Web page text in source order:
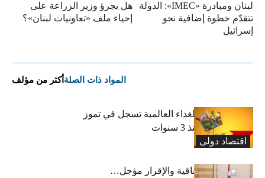
هل يجرؤ وزير الزراعة على
إحياء ملف «تعاونيات لبنان»؟
لبنان ومبادرة «IMEC»: الدولة
تتقدّم خطوة إضافية نحو
إسرائيل
المواد ذات الصلة أكثر من مؤلف
اقتصاد دولی
“الفاو”: أسعار الغذاء العالمية تسجل في تموز
أعلى مستوى منذ 3 سنوات
رسوم النفايات باقية والإقرار مؤجل…